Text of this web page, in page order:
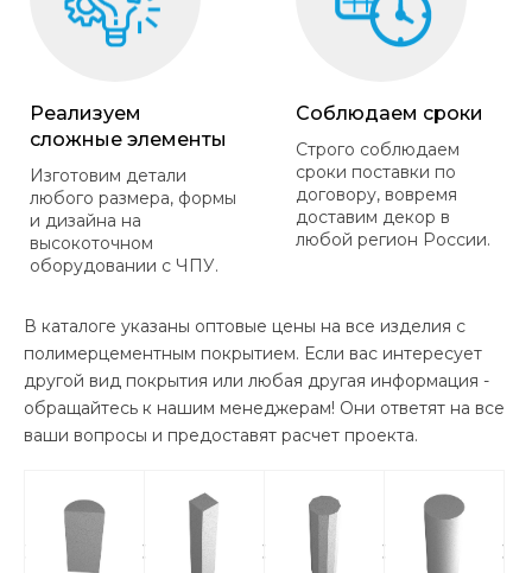
Реализуем
сложные элементы
Изготовим детали
любого размера, формы
и дизайна на
высокоточном
оборудовании с ЧПУ.
Соблюдаем сроки
Строго соблюдаем
сроки поставки по
договору, вовремя
доставим декор в
любой регион России.
В каталоге указаны оптовые цены на все изделия с
полимерцементным покрытием. Если вас интересует
другой вид покрытия или любая другая информация -
обращайтесь к нашим менеджерам! Они ответят на все
ваши вопросы и предоставят расчет проекта.